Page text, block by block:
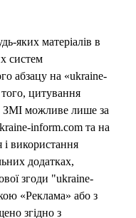
яких матеріалів в
систем
абзацу на «ukraine-
цитування
ЗМІ можливе лише за
inform.com та на
використання
додатках,
згоди "ukraine-
«Реклама» або з
згідно з